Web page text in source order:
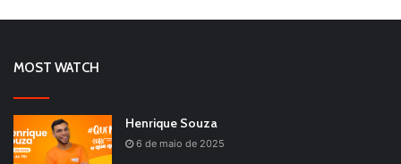
MOST WATCH
Henrique Souza
6 de maio de 2025